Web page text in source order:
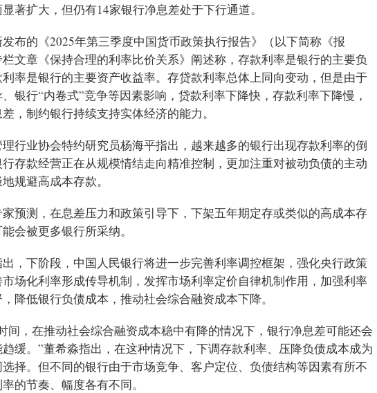
著扩大，但仍有14家银行净息差处于下行通道。
布的《2025年第三季度中国货币政策执行报告》（以下简称《报
文章《保持合理的利率比价关系》阐述称，存款利率是银行的主要负
率是银行的主要资产收益率。存贷款利率总体上同向变动，但是由于
银行“内卷式”竞争等因素影响，贷款利率下降快，存款利率下降慢，
，制约银行持续支持实体经济的能力。
行业协会特约研究员杨海平指出，越来越多的银行出现存款利率的倒
存款经营正在从规模情结走向精准控制，更加注重对被动负债的主动
规避高成本存款。
预测，在息差压力和政策引导下，下架五年期定存或类似的高成本存
会被更多银行所采纳。
出，下阶段，中国人民银行将进一步完善利率调控框架，强化央行政策
场化利率形成传导机制，发挥市场利率定价自律机制作用，加强利率
降低银行负债成本，推动社会综合融资成本下降。
间，在推动社会综合融资成本稳中有降的情况下，银行净息差可能还会
缓。”董希淼指出，在这种情况下，下调存款利率、压降负债成本成为
择。但不同的银行由于市场竞争、客户定位、负债结构等因素有所不
的节奏、幅度各有不同。